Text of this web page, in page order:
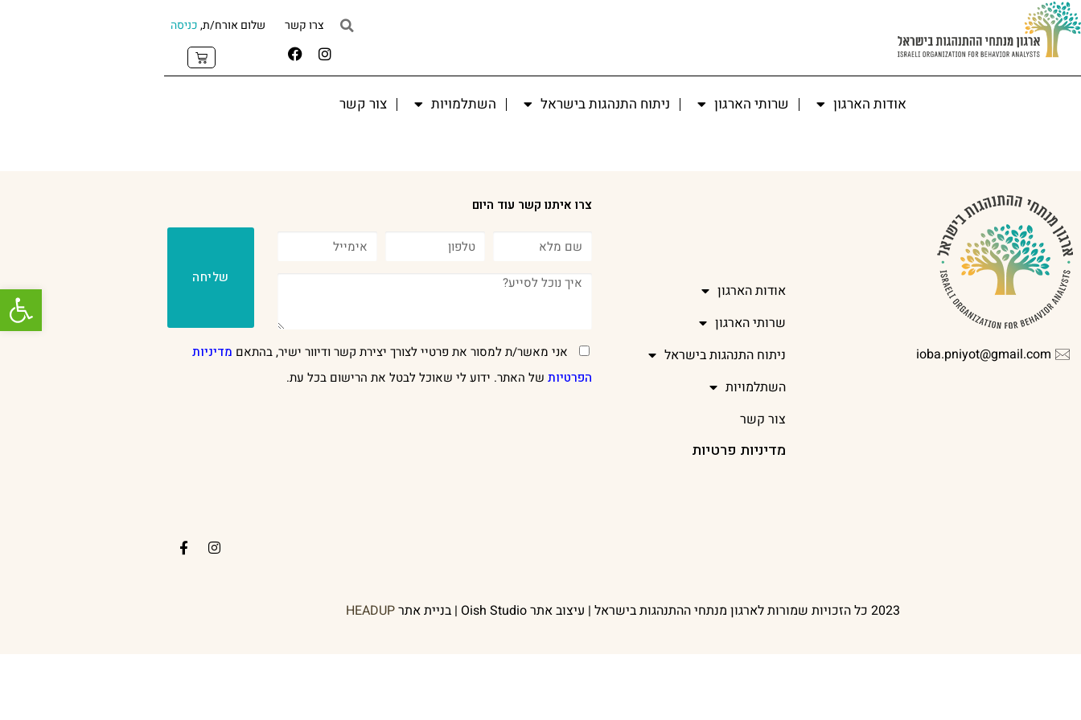
צרו קשר שלום אורח/ת,כניסה
אודות הארגון שרותי הארגון ניתוח התנהגות בישראל השתלמויות צור קשר
ioba.pniyot@gmail.com
אודות הארגון
שרותי הארגון
ניתוח התנהגות בישראל
השתלמויות
צור קשר
מדיניות פרטיות
צרו איתנו קשר עוד היום
אני מאשר/ת למסור את פרטיי לצורך יצירת קשר ודיוור ישיר, בהתאם מדיניות
הפרטיותשל האתר. ידוע לי שאוכל לבטל את הרישום בכל עת.
שליחה
2023 כל הזכויות שמורות לארגון מנתחי ההתנהגות בישראל | עיצוב אתר Oish Studio | בניית אתר HEADUP